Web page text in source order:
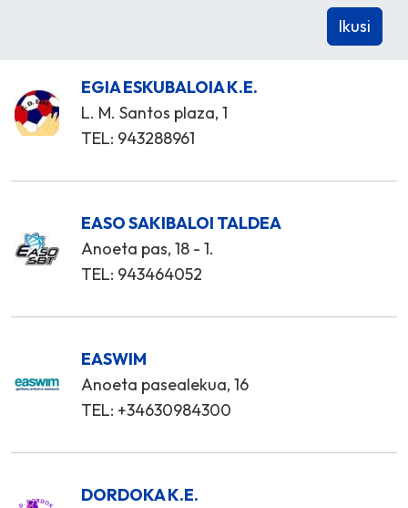
EGIA ESKUBALOIA K.E.
L. M. Santos plaza, 1
TEL: 943288961
EASO SAKIBALOI TALDEA
Anoeta pas, 18 - 1.
TEL: 943464052
EASWIM
Anoeta pasealekua, 16
TEL: +34630984300
DORDOKA K.E.